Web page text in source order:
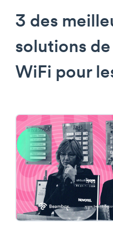
3 des
solutions
WiFi pour